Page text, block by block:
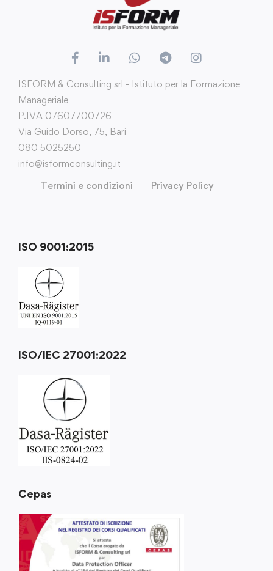
ISFORM & Consulting srl - Istituto per la Formazione
Manageriale
P.IVA 07607700726
Via Guido Dorso, 75, Bari
080 5025250
info@isformconsulting.it
Termini e condizioni
Privacy Policy
ISO 9001:2015
ISO/IEC 27001:2022
Cepas